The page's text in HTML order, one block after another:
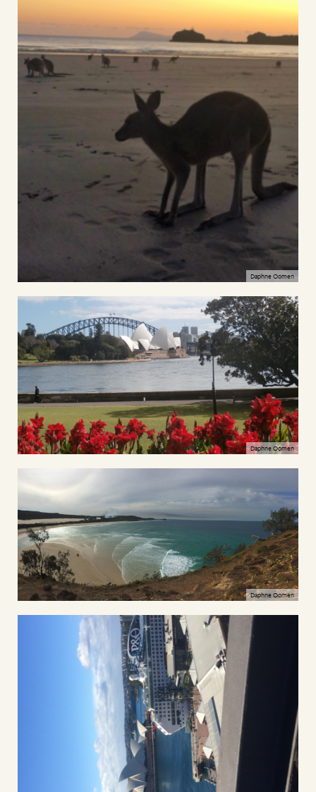
Daphne Oomen
Daphne Oomen
Daphne Oomen